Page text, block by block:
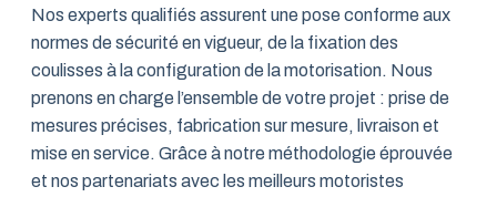
Nos experts qualifiés assurent une pose conforme aux
normes de sécurité en vigueur, de la fixation des
coulisses à la configuration de la motorisation. Nous
prenons en charge l’ensemble de votre projet : prise de
mesures précises, fabrication sur mesure, livraison et
mise en service. Grâce à notre méthodologie éprouvée
et nos partenariats avec les meilleurs motoristes